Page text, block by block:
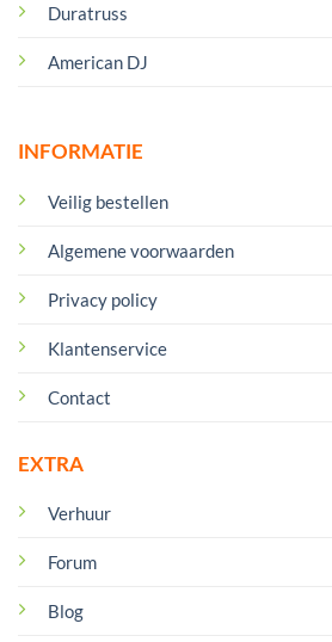
Duratruss
American DJ
INFORMATIE
Veilig bestellen
Algemene voorwaarden
Privacy policy
Klantenservice
Contact
EXTRA
Verhuur
Forum
Blog